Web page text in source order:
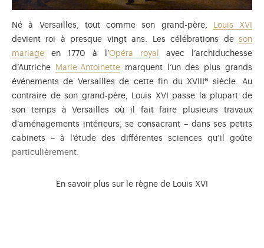
1774.
Né à Versailles, tout comme son grand-père,
Louis XVI
devient roi à presque vingt ans. Les célébrations de son
mariage en 1770 à l’Opéra royal
avec l’archiduchesse
d’Autriche
Marie-Antoinettemarquent l’un des plus grands
événements de Versailles de cette fin du XVIIIe
siècle. Au
contraire de son grand-père, Louis XVI passe la plupart de
son temps à Versailles où il fait faire plusieurs travaux
d’aménagements intérieurs, se consacrant – dans ses petits
cabinets – à l’étude des différentes sciences qu’il goûte
particulièrement.
En savoir plus sur le règne de Louis XVI